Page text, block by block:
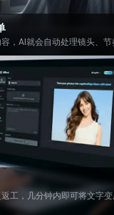
，AI就会自动处理镜头、节
工，几分钟内即可将文字